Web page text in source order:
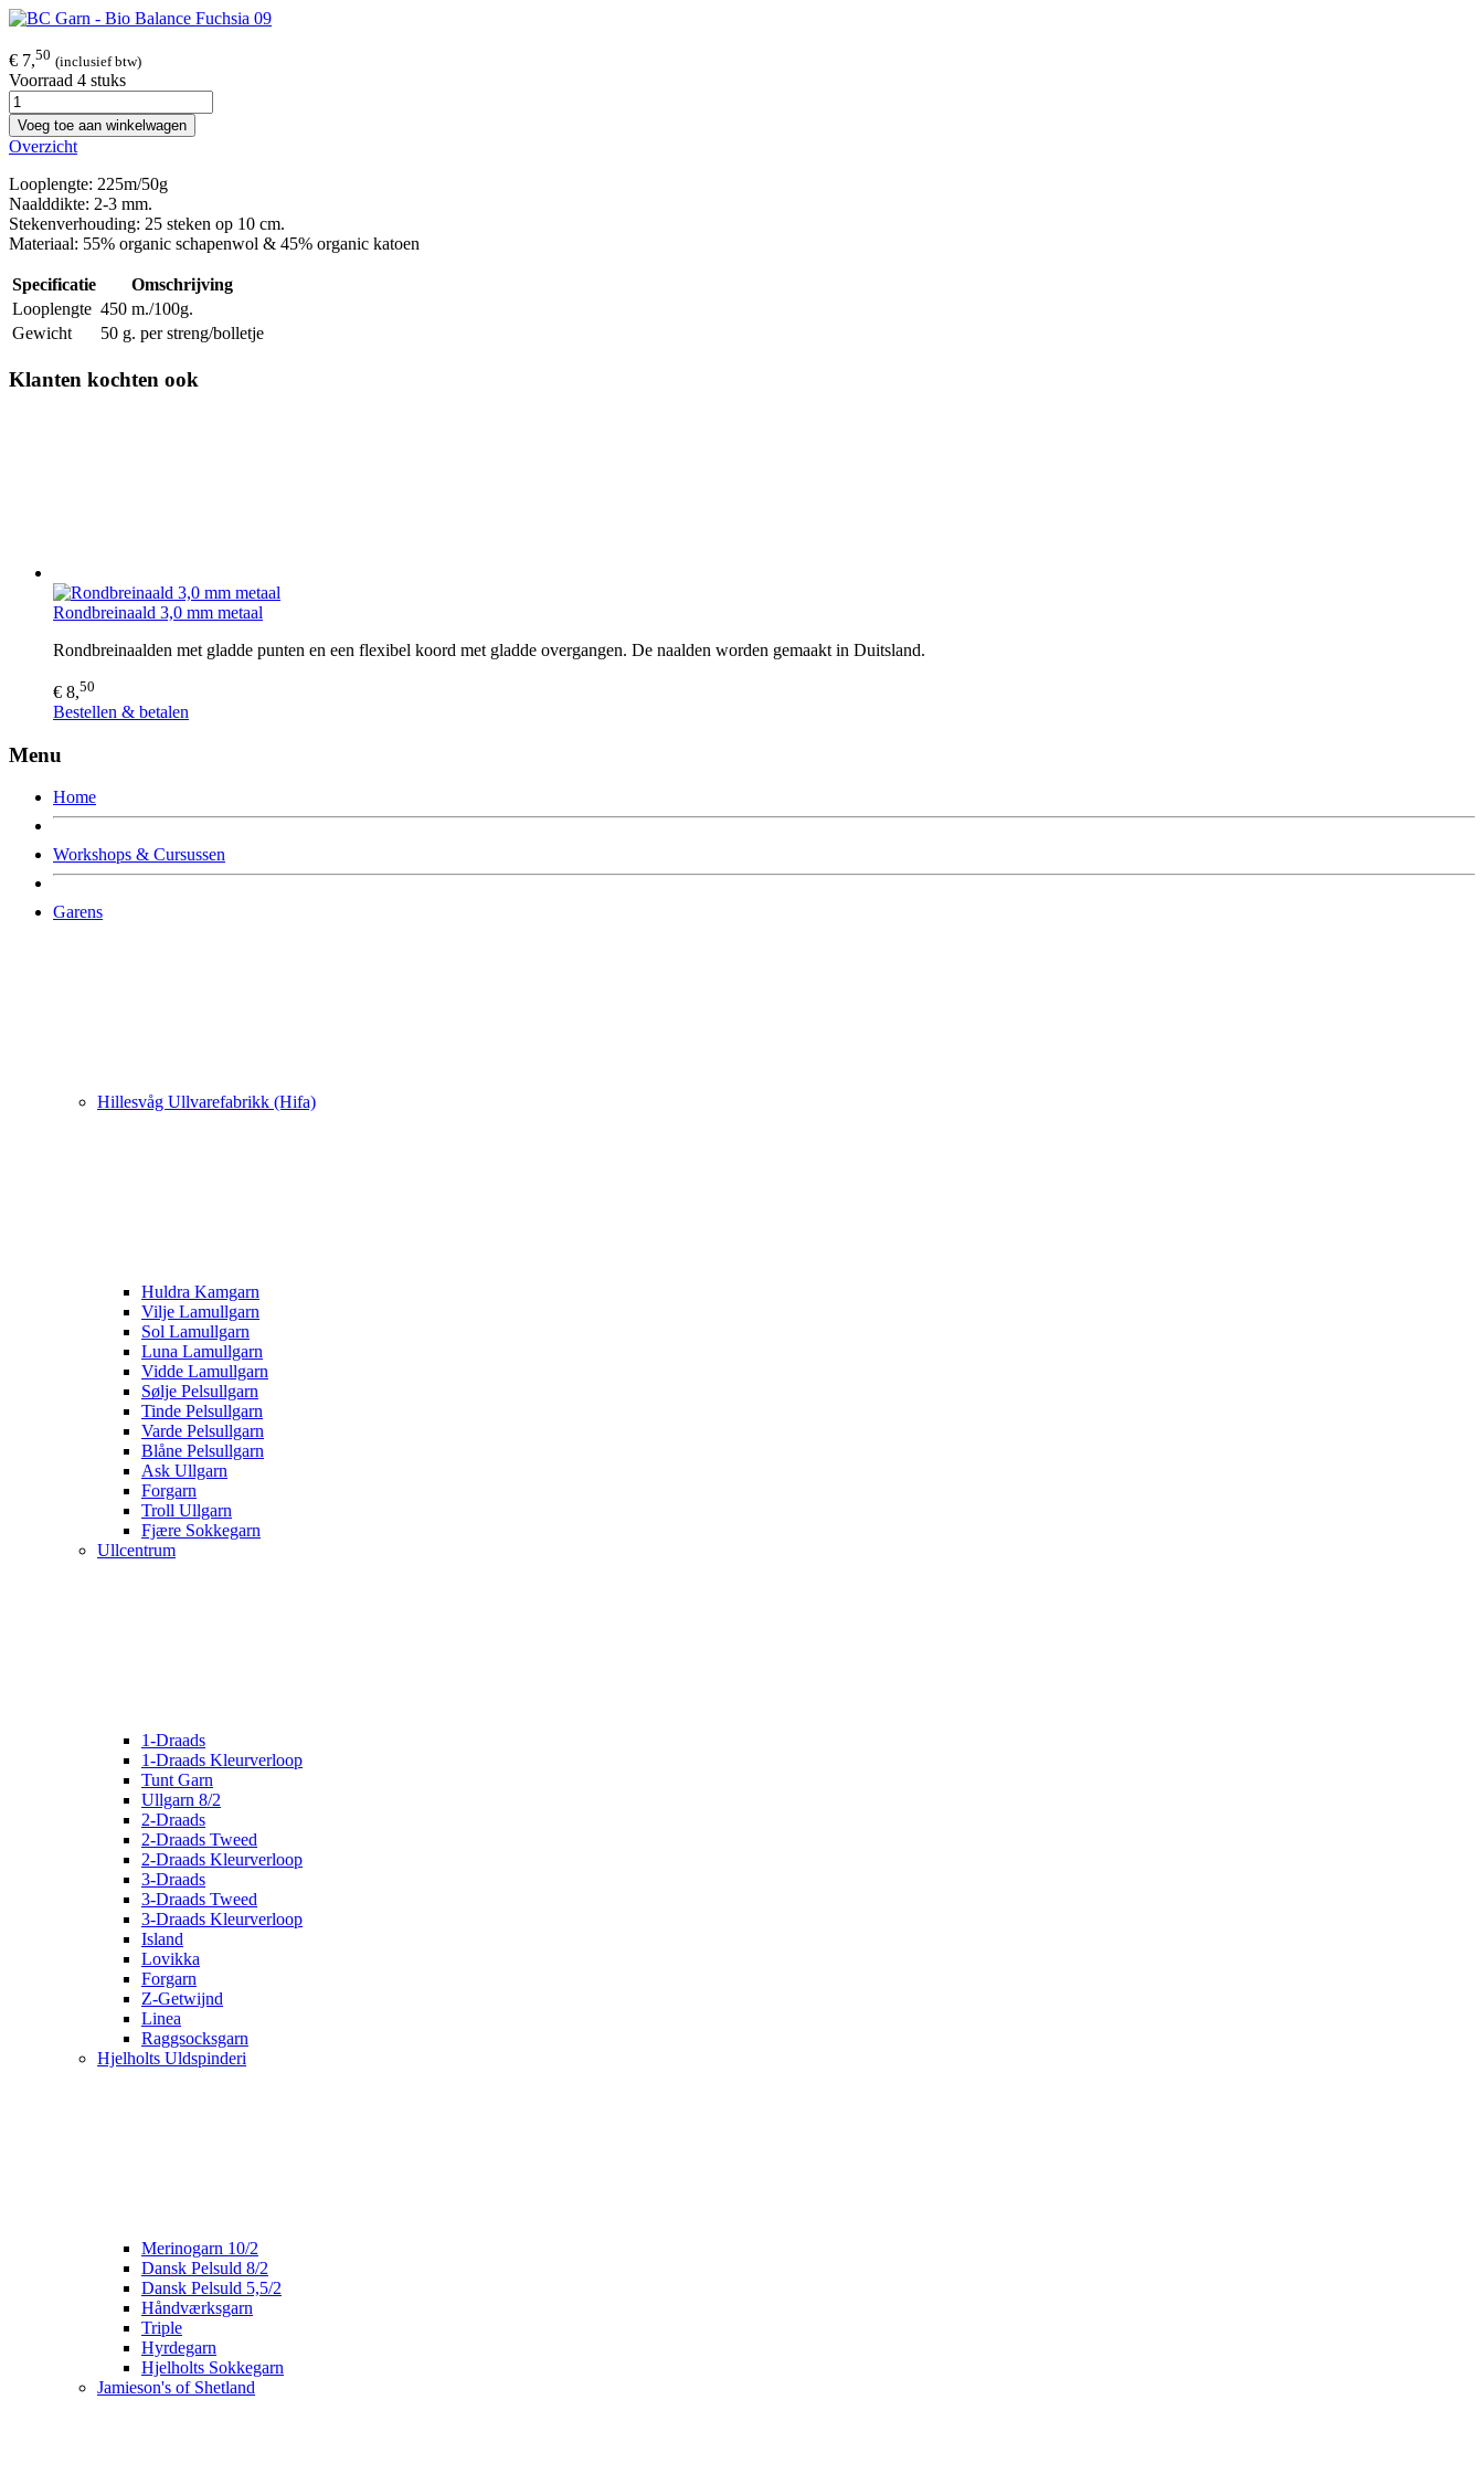
€ 7,50 (inclusief btw)
Voorraad 4 stuks
Voeg toe aan winkelwagen
Overzicht
Looplengte: 225m/50g
Naalddikte: 2-3 mm.
Stekenverhouding: 25 steken op 10 cm.
Materiaal: 55% organic schapenwol & 45% organic katoen
Specificatie
Omschrijving
Looplengte 450 m./100g.
Gewicht
50 g. per streng/bolletje
Klanten kochten ook
Rondbreinaald 3,0 mm metaal
Rondbreinaalden met gladde punten en een flexibel koord met gladde overgangen. De naalden worden gemaakt in Duitsland.​
€ 8,50
Bestellen & betalen
Menu
Home
Workshops & Cursussen
Garens
Hillesvåg Ullvarefabrikk (Hifa)
Huldra Kamgarn
Vilje Lamullgarn
Sol Lamullgarn
Luna Lamullgarn
Vidde Lamullgarn
Sølje Pelsullgarn
Tinde Pelsullgarn
Varde Pelsullgarn
Blåne Pelsullgarn
Ask Ullgarn
Forgarn
Troll Ullgarn
Fjære Sokkegarn
Ullcentrum
1-Draads
1-Draads Kleurverloop
Tunt Garn
Ullgarn 8/2
2-Draads
2-Draads Tweed
2-Draads Kleurverloop
3-Draads
3-Draads Tweed
3-Draads Kleurverloop
Island
Lovikka
Forgarn
Z-Getwijnd
Linea
Raggsocksgarn
Hjelholts Uldspinderi
Merinogarn 10/2
Dansk Pelsuld 8/2
Dansk Pelsuld 5,5/2
Håndværksgarn
Triple
Hyrdegarn
Hjelholts Sokkegarn
Jamieson's of Shetland